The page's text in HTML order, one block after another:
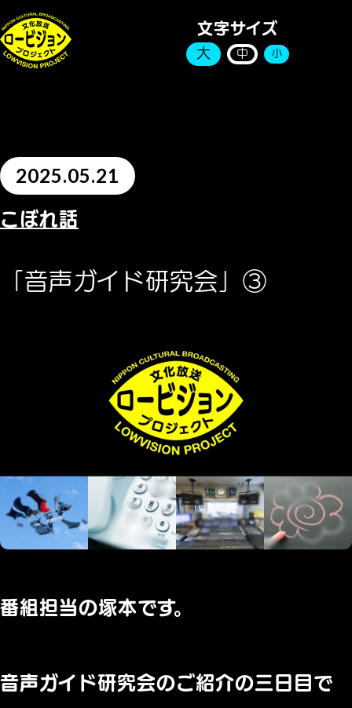
文字サイズ
大 中 小
2025.05.21
こぼれ話
「音声ガイド研究会」③
番組担当の塚本です。
音声ガイド研究会のご紹介の三日目で